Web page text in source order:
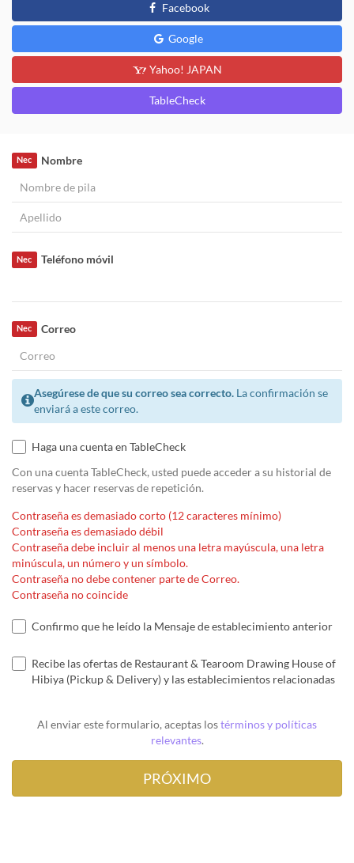
Facebook
Google
Yahoo! JAPAN
TableCheck
Nombre
Nec
Teléfono móvil
Nec
Correo
Nec
Asegúrese de que su correo sea correcto. La confirmación se
enviará a este correo.
Haga una cuenta en TableCheck
Con una cuenta TableCheck, usted puede acceder a su historial de
reservas y hacer reservas de repetición.
Contraseña es demasiado corto (12 caracteres mínimo)
Contraseña es demasiado débil
Contraseña debe incluir al menos una letra mayúscula, una letra
minúscula, un número y un símbolo.
Contraseña no debe contener parte de Correo.
Contraseña no coincide
Confirmo que he leído la Mensaje de establecimiento anterior
Recibe las ofertas de Restaurant & Tearoom Drawing House of
Hibiya (Pickup & Delivery) y las establecimientos relacionadas
Al enviar este formulario, aceptas lostérminos y políticas
relevantes.